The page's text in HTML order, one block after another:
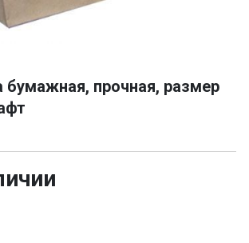
бумажная, прочная, размер